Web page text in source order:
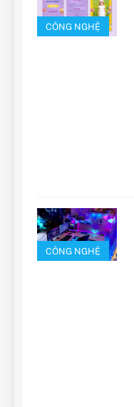
CÔNG NGHỆ
CÔNG NGHỆ